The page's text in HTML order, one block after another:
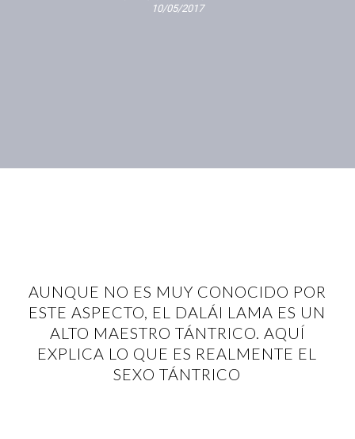
10/05/2017
AUNQUE NO ES MUY CONOCIDO POR
ESTE ASPECTO, EL DALÁI LAMA ES UN
ALTO MAESTRO TÁNTRICO. AQUÍ
EXPLICA LO QUE ES REALMENTE EL
SEXO TÁNTRICO